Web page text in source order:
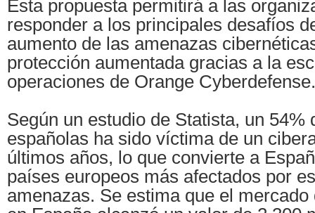
Esta propuesta permitirá a las
responder a los principales desafíos
aumento de las amenazas
protección aumentada gracias a la
operaciones de Orange Cyberdefense.
Según un estudio de Statista, un 54%
españolas ha sido víctima de un
últimos años, lo que convierte a
países europeos más afectados por
amenazas. Se estima que el